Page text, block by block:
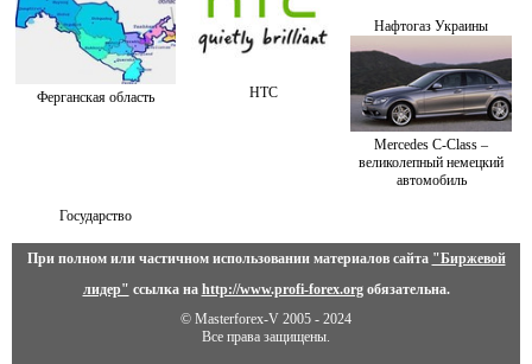
Ферганская область HTC
Нафтогаз Украины
Mercedes C-Class –
великолепный немецкий
автомобиль
Государство
При полном или частичном использовании материалов сайта "Биржевой
лидер" ссылка на http://www.profi-forex.orgобязательна.
© Masterforex-V 2005 - 2024
Все права защищены.